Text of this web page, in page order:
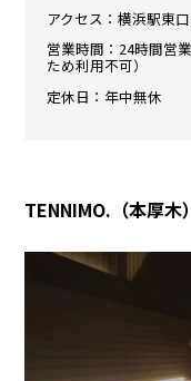
アクセス：横浜駅東
営業時間：24時間営
ため利用不可）
定休日：年中無休
TENNIMO.（本厚木）